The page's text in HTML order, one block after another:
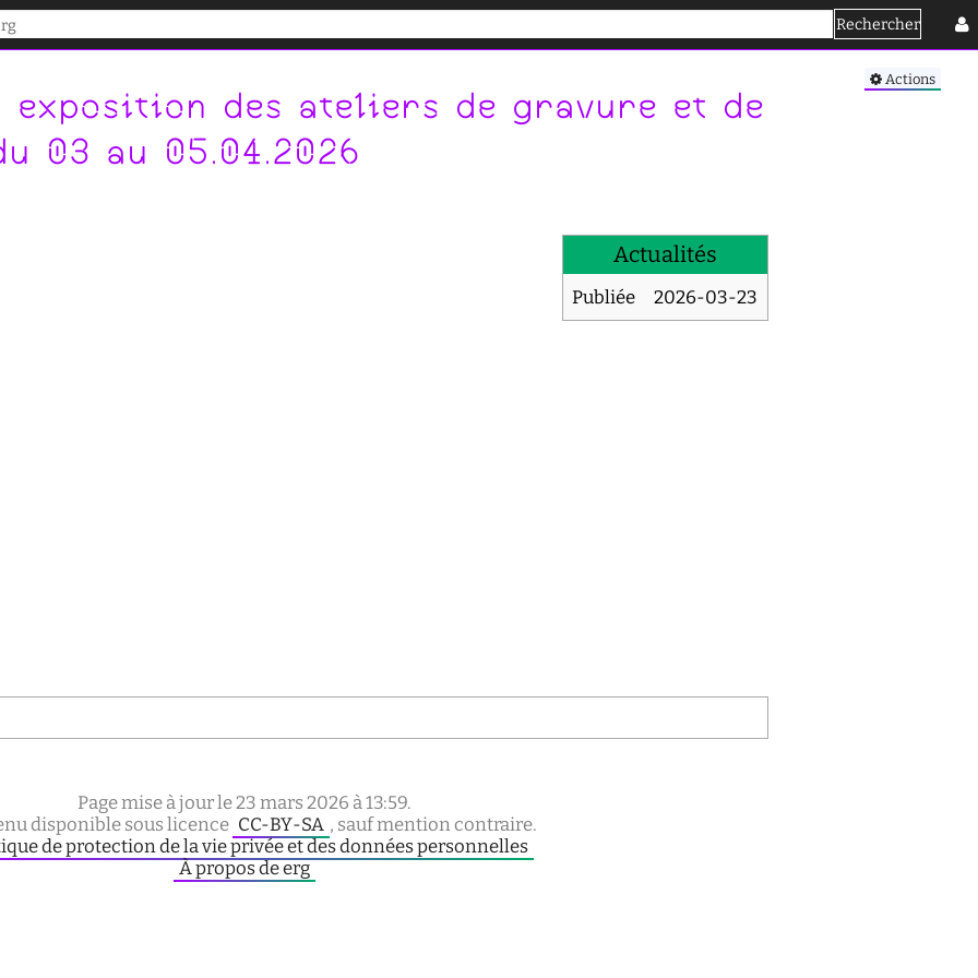
Rechercher
Se connecter
Actions
des ateliers de gravure et de
03 au 05.04.2026
Actualités
Publiée 2026-03-23
Page mise à jour le 23 mars 2026 à 13:59.
disponible sous licence CC-BY-SA , sauf mention contraire.
de protection de la vie privée et des données personnelles
À propos de erg